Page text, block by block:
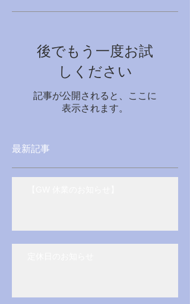
後でもう一度お試
しください
記事が公開されると、ここに
表示されます。
最新記事